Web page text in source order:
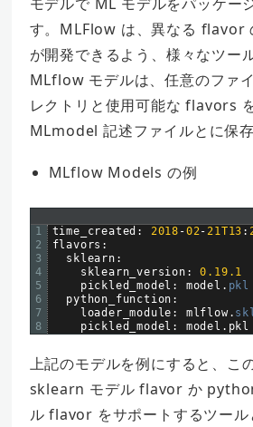
す。MLFlow は、異なる flavor
が開発できるよう、様々なツー
MLflow モデルは、任意のファ
レクトリと使用可能な flavors
MLmodel 記述ファイルとに保存
MLflow Models の例
1
2
3
4
5
6
7
8
time_created : 2018 -02 - 21T13 :
flavors :
sklearn :
sklearn_version :
0.19.1
pickled_model : model . pkl
python_function :
loader_module : mlflow .
pickled_model : model . pkl
上記のモデルを例にすると、こ
sklearn モデル flavor か
ル flavor をサポートするツール